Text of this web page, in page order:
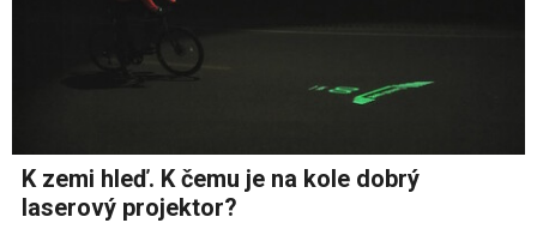
K zemi hleď. K čemu je na kole dobrý
laserový projektor?